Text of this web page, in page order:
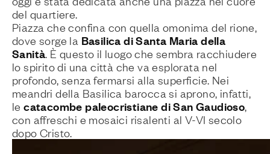
del quartiere.
Piazza che confina con quella omonima del rione,
dove sorge la Basilica di Santa Maria della
Sanità. È questo il luogo che sembra racchiudere
lo spirito di una città che va esplorata nel
profondo, senza fermarsi alla superficie. Nei
meandri della Basilica barocca si aprono, infatti,
lecatacombe paleocristiane di San Gaudioso,
con affreschi e mosaici risalenti al V-VI secolo
dopo Cristo.